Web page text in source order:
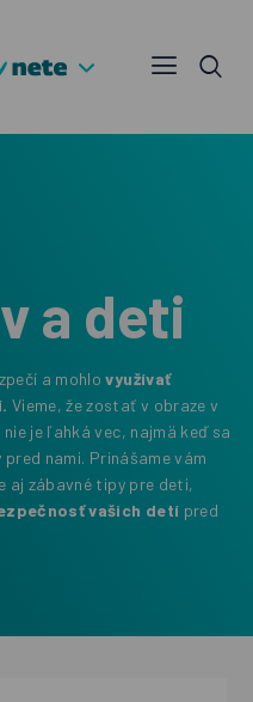
a deti
a mohlovyužívať
Vieme, že zostať v obraze v
je ľahká vec, najmä keď sa
nami. Prinášame vám
aj zábavné tipy pre deti,
vašich detí pred